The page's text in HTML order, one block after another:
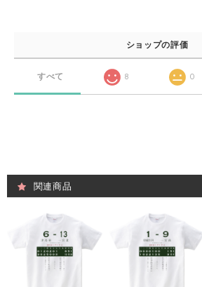
ショップの評価
すべて 8 0
関連商品